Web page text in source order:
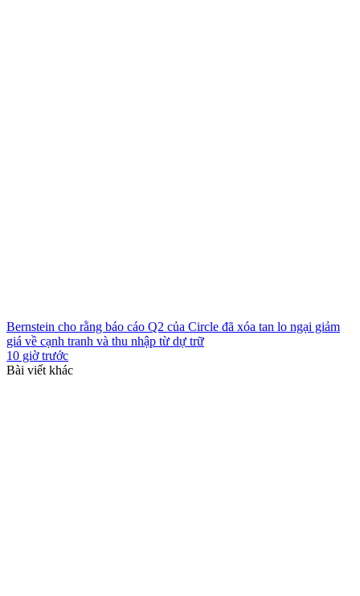
Bernstein cho rằng báo cáo Q2 của Circle đã xóa tan lo ngại giảm
giá về cạnh tranh và thu nhập từ dự trữ
10 giờ trước
Bài viết khác